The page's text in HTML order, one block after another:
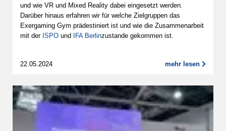
und wie VR und Mixed Reality dabei eingesetzt werden.
Darüber hinaus erfahren wir für welche Zielgruppen das
Exergaming Gym prädestiniert ist und wie die Zusammenarbeit
mit der ISPO und IFA Berlinzustande gekommen ist.
22.05.2024 mehr lesen